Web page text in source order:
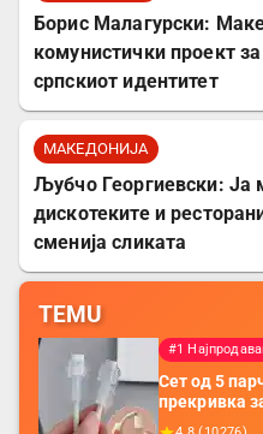
Борис Малагурски:
комунистички проект
српскиот идентитет
МАКЕДОНИЈА
Љубчо Георгиевски: Ја
дискотеките и
сменија сликата
TEMU
#1
Сет од 5
прекривка
додатоци